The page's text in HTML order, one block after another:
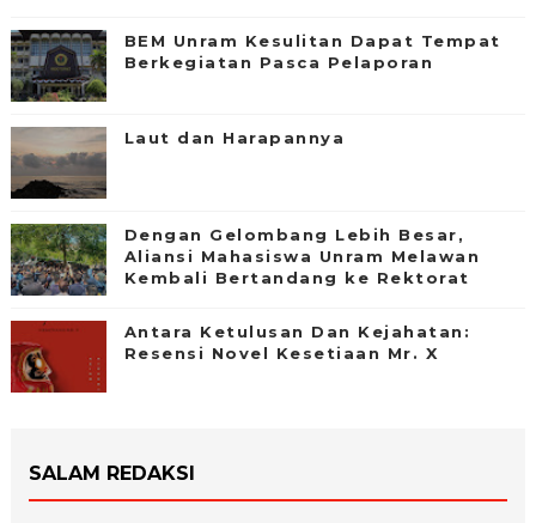
BEM Unram Kesulitan Dapat Tempat
Berkegiatan Pasca Pelaporan
Laut dan Harapannya
Dengan Gelombang Lebih Besar,
Aliansi Mahasiswa Unram Melawan
Kembali Bertandang ke Rektorat
Antara Ketulusan Dan Kejahatan:
Resensi Novel Kesetiaan Mr. X
SALAM REDAKSI